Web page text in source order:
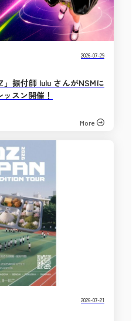
2026-07-29
振付師 lulu さんがNSMに
スン開催！
More
2026-07-21